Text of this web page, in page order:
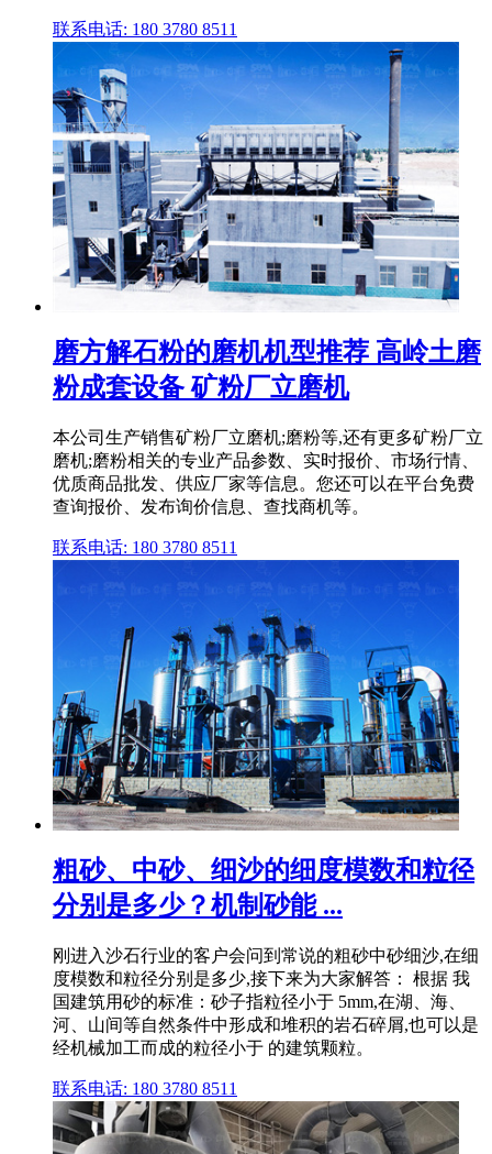
联系电话: 180 3780 8511
磨方解石粉的磨机机型推荐 高岭土磨
粉成套设备 矿粉厂立磨机
本公司生产销售矿粉厂立磨机;磨粉等,还有更多矿粉厂立
磨机;磨粉相关的专业产品参数、实时报价、市场行情、
优质商品批发、供应厂家等信息。您还可以在平台免费
查询报价、发布询价信息、查找商机等。
联系电话: 180 3780 8511
粗砂、中砂、细沙的细度模数和粒径
分别是多少？机制砂能 ...
刚进入沙石行业的客户会问到常说的粗砂中砂细沙,在细
度模数和粒径分别是多少,接下来为大家解答： 根据 我
国建筑用砂的标准：砂子指粒径小于 5mm,在湖、海、
河、山间等自然条件中形成和堆积的岩石碎屑,也可以是
经机械加工而成的粒径小于 的建筑颗粒。
联系电话: 180 3780 8511